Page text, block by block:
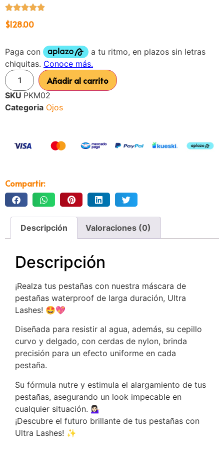
$128.00
Añadir al carrito
SKU PKM02
Categoria Ojos
Compartir:
Descripción Valoraciones (0)
Descripción
¡Realza tus pestañas con nuestra máscara de
pestañas waterproof de larga duración, Ultra
Lashes! 🤩💖
Diseñada para resistir al agua, además, su cepillo
curvo y delgado, con cerdas de nylon, brinda
precisión para un efecto uniforme en cada
pestaña.
Su fórmula nutre y estimula el alargamiento de tus
pestañas, asegurando un look impecable en
cualquier situación. 💁🏻‍♀️
¡Descubre el futuro brillante de tus pestañas con
Ultra Lashes! ✨